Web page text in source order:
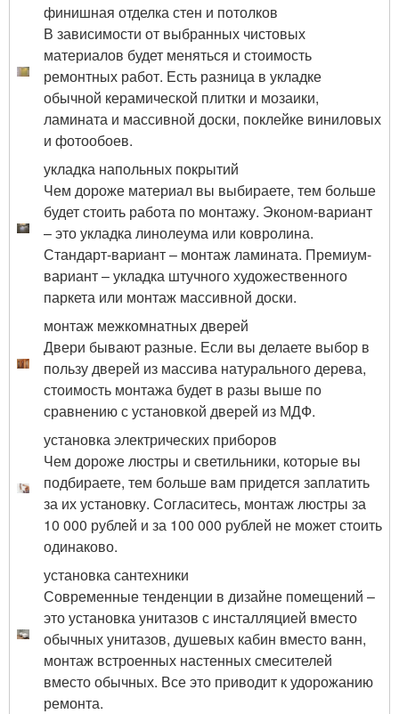
финишная отделка стен и потолков
В зависимости от выбранных чистовых
материалов будет меняться и стоимость
ремонтных работ. Есть разница в укладке
обычной керамической плитки и мозаики,
ламината и массивной доски, поклейке виниловых
и фотообоев.
укладка напольных покрытий
Чем дороже материал вы выбираете, тем больше
будет стоить работа по монтажу. Эконом-вариант
– это укладка линолеума или ковролина.
Стандарт-вариант – монтаж ламината. Премиум-
вариант – укладка штучного художественного
паркета или монтаж массивной доски.
монтаж межкомнатных дверей
Двери бывают разные. Если вы делаете выбор в
пользу дверей из массива натурального дерева,
стоимость монтажа будет в разы выше по
сравнению с установкой дверей из МДФ.
установка электрических приборов
Чем дороже люстры и светильники, которые вы
подбираете, тем больше вам придется заплатить
за их установку. Согласитесь, монтаж люстры за
10 000 рублей и за 100 000 рублей не может стоить
одинаково.
установка сантехники
Современные тенденции в дизайне помещений –
это установка унитазов с инсталляцией вместо
обычных унитазов, душевых кабин вместо ванн,
монтаж встроенных настенных смесителей
вместо обычных. Все это приводит к удорожанию
ремонта.